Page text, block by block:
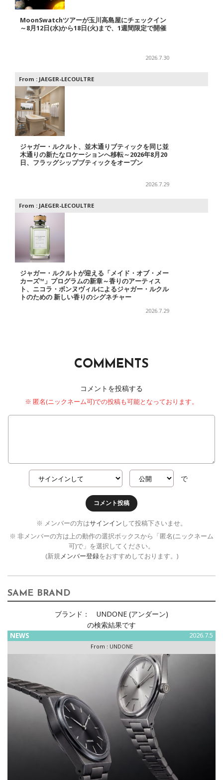
MoonSwatchツアーが玉川高島屋にチェックイン
～8月12日(水)から18日(火)まで、1週間限定で開催
2026.7.30
From : JAEGER-LECOULTRE
ジャガー・ルクルト、並木通りブティックを同じ並
木通りの新たなロケーションへ移転～2026年8月20
日、フラッグシップブティックをオープン
2026.7.29
From : JAEGER-LECOULTRE
ジャガー・ルクルトが迎える「メイド・オブ・メー
カーズ™」プログラムの新章～香りのアーティス
ト、ニコラ・ボンヌヴィルによるジャガー・ルクル
トのための 新しい香りのシグネチャー
2026.7.29
COMMENTS
コメントを投稿する
※ 匿名(ニックネーム可)での投稿も可能となっております。
で
コメント投稿
※ メンバーの方はサインイン して投稿下さいませ。
※ 非メンバーの方は上の動作の選択ボックスから「匿名(ニックネーム
可)で」を選択してください。
(新規メンバー登録をおすすめしております。)
SAME BRAND
ブランド：
UNDONE (アンダーン)
の検索結果です
NEWS 2026.7.5
From : UNDONE